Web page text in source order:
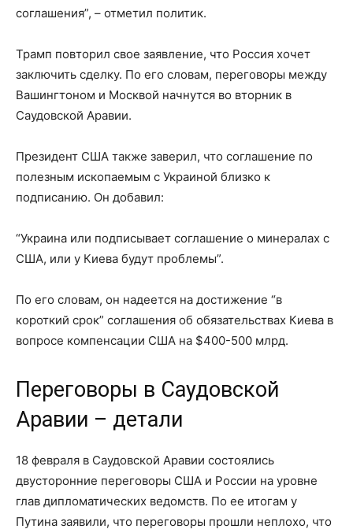
соглашения”, – отметил политик.
Трамп повторил свое заявление, что Россия хочет
заключить сделку. По его словам, переговоры между
Вашингтоном и Москвой начнутся во вторник в
Саудовской Аравии.
Президент США также заверил, что соглашение по
полезным ископаемым с Украиной близко к
подписанию. Он добавил:
“Украина или подписывает соглашение о минералах с
США, или у Киева будут проблемы”.
По его словам, он надеется на достижение “в
короткий срок” соглашения об обязательствах Киева в
вопросе компенсации США на $400-500 млрд.
Переговоры в Саудовской
Аравии – детали
18 февраля в Саудовской Аравии состоялись
двусторонние переговоры США и России на уровне
глав дипломатических ведомств. По ее итогам у
Путина заявили, что переговоры прошли неплохо, что